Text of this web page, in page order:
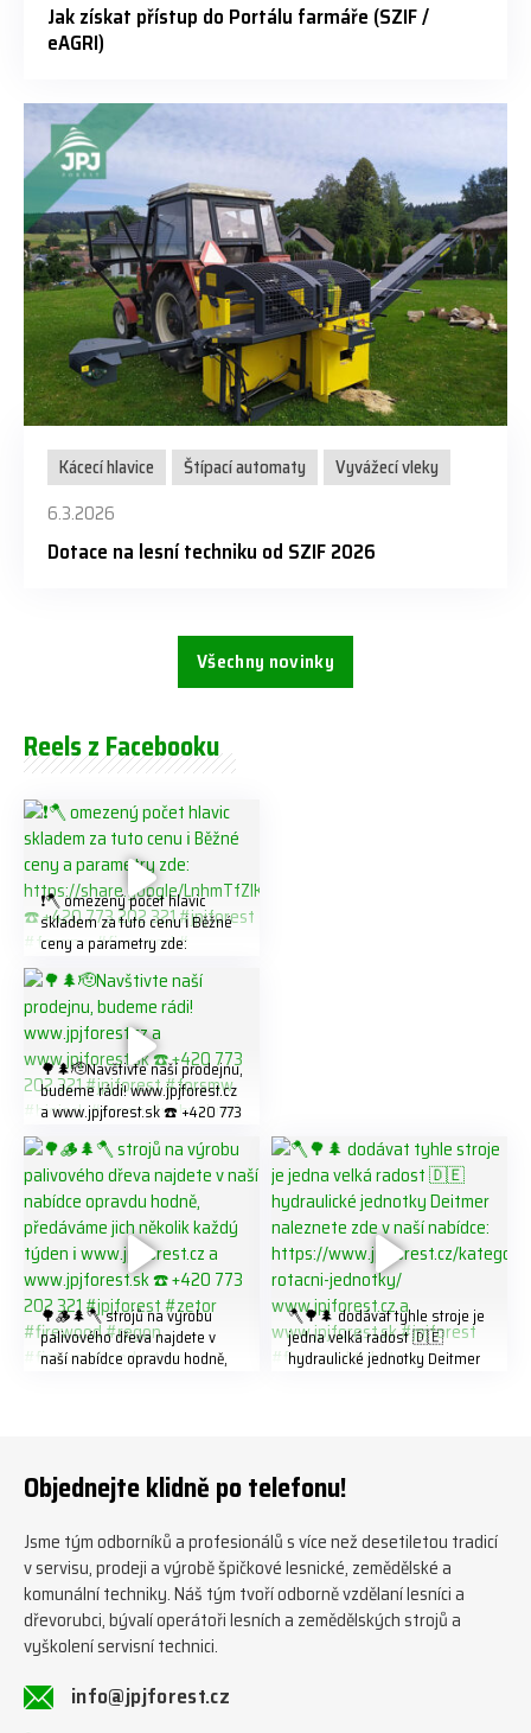
Jak získat přístup do Portálu farmáře (SZIF /
eAGRI)
Kácecí hlavice Štípací automaty
Vyvážecí vleky
6.3.2026
Dotace na lesní techniku od SZIF 2026
Všechny novinky
Reels z Facebooku
❗️🪓 omezený počet hlavic
skladem za tuto cenu ℹ️ Běžné
ceny a parametry zde:
https://share.google/LnhmTfZl
K8W5t7i6o ☎️ +420 773 202
321 #jpjforest #forsmw
#firewood #
🌳🌲🫡Navštivte naší prodejnu,
budeme rádi! www.jpjforest.cz
a www.jpjforest.sk ☎️ +420 773
202 321 #jpjforest #forsmw
#biojack #regon #vahvajussi
🌳🪵🌲🪓 strojů na výrobu
palivového dřeva najdete v
naší nabídce opravdu hodně,
#firewoodproduction
🪓🌳🌲 dodávat tyhle stroje je
jedna velká radost 🇩🇪
hydraulické jednotky Deitmer
#firewood #deitmer
Objednejte klidně po telefonu!
Jsme tým odborníků a profesionálů s více než desetiletou tradicí
v servisu, prodeji a výrobě špičkové lesnické, zemědělské a
komunální techniky. Náš tým tvoří odborně vzdělaní lesníci a
dřevorubci, bývalí operátoři lesních a zemědělských strojů a
vyškolení servisní technici.
info@jpjforest.cz